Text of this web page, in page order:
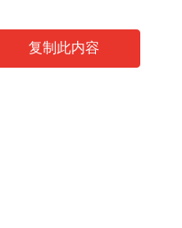
复制此内容